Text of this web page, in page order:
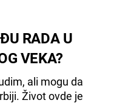
RADA U
VEKA?
ali mogu da
Život ovde je